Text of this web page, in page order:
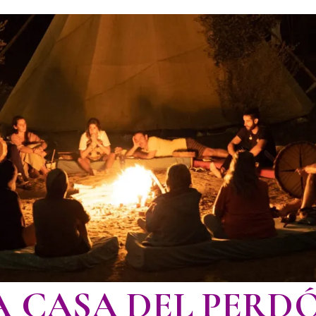
CASA DEL